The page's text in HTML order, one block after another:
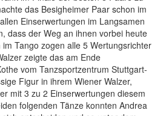
das Besigheimer Paar schon im
Einserwertungen im Langsamen
dass der Weg an ihnen vorbei heute
Tango zogen alle 5 Wertungsrichter
zeigte das am Ende
vom Tanzsportzentrum Stuttgart-
Figur in ihrem Wiener Walzer,
mit 3 zu 2 Einserwertungen diesem
folgenden Tänze konnten Andrea